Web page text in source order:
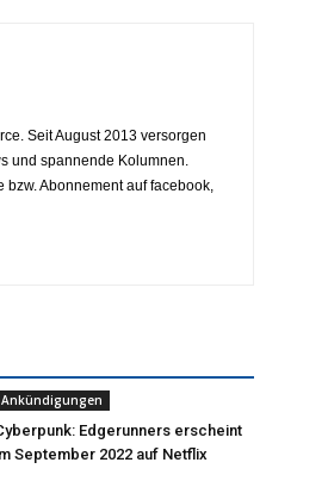
Seit August 2013 versorgen
und spannende Kolumnen.
Abonnement auf facebook,
Ankündigungen
Edgerunners erscheint
September 2022 auf Netflix